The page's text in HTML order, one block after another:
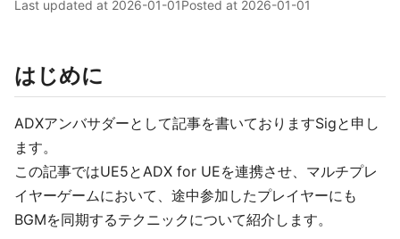
Last updated at 2026-01-01Posted at 2026-01-01
はじめに
ADXアンバサダーとして記事を書いておりますSigと申し
ます。
この記事ではUE5とADX for UEを連携させ、マルチプレ
イヤーゲームにおいて、途中参加したプレイヤーにも
BGMを同期するテクニックについて紹介します。